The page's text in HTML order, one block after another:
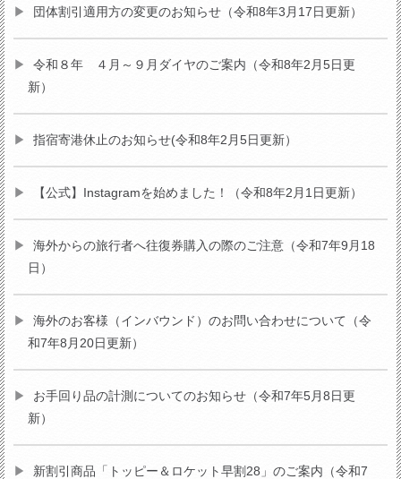
団体割引適用方の変更のお知らせ（令和8年3月17日更新）
令和８年 ４月～９月ダイヤのご案内（令和8年2月5日更
新）
指宿寄港休止のお知らせ(令和8年2月5日更新）
【公式】Instagramを始めました！（令和8年2月1日更新）
海外からの旅行者へ往復券購入の際のご注意（令和7年9月18
日）
海外のお客様（インバウンド）のお問い合わせについて（令
和7年8月20日更新）
お手回り品の計測についてのお知らせ（令和7年5月8日更
新）
新割引商品「トッピー＆ロケット早割28」のご案内（令和7